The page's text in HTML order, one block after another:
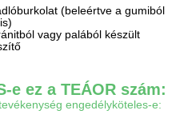
(beleértve a gumiból
vagy palából készült
e ez a TEÁOR szám:
engedélyköteles-e: